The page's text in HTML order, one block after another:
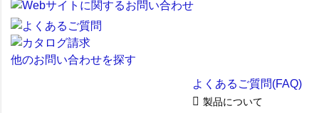
他のお問い合わせを探す
よくあるご質問(FAQ)
製品について